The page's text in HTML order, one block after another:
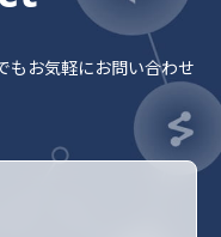
もお気軽にお問い合わせ